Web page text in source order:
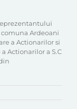
Ardeoani
a Actionarilor si
Actionarilor a S.C